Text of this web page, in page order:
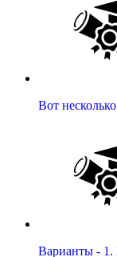
Вот
Варианты - 1.